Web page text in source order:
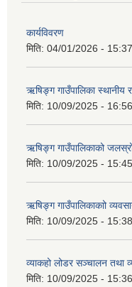
कार्यविवरण
मिति: 04/01/2026 - 15:37
ऋषिङ्ग गाउँपालिका स्थानीय
मिति: 10/09/2025 - 16:56
ऋषिङ्ग गाउँपालिकाको
मिति: 10/09/2025 - 15:45
ऋषिङ्ग गाउँपालिकाकाो
मिति: 10/09/2025 - 15:38
व्याकहो लोडर सञ्चालन तथा
मिति: 10/09/2025 - 15:36